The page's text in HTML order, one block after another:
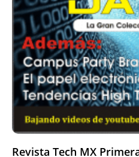
Revista Tech MX